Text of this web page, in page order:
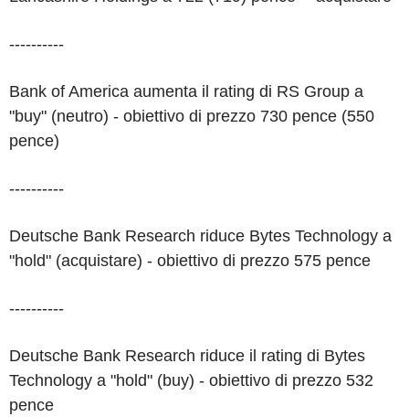
----------
Bank of America aumenta il rating di RS Group a
"buy" (neutro) - obiettivo di prezzo 730 pence (550
pence)
----------
Deutsche Bank Research riduce Bytes Technology a
"hold" (acquistare) - obiettivo di prezzo 575 pence
----------
Deutsche Bank Research riduce il rating di Bytes
Technology a "hold" (buy) - obiettivo di prezzo 532
pence